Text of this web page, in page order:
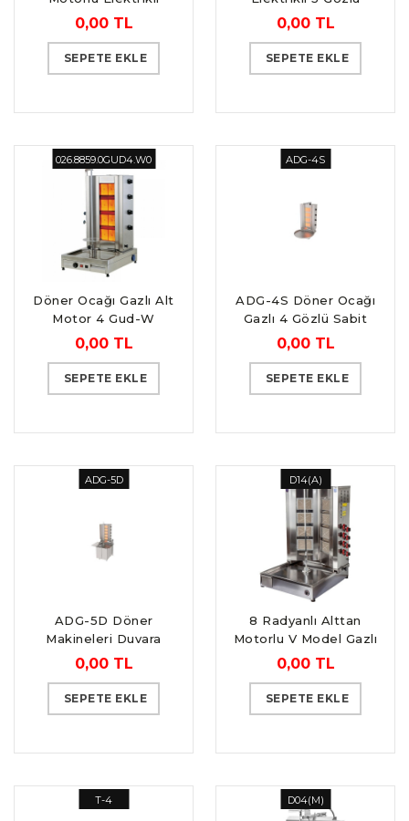
4Eu-W
0,00 TL
SEPETE EKLE
Üstten Motor
0,00 TL
SEPETE EKLE
026.8859.0GUD4.W0
Döner Ocağı Gazlı Alt
Motor 4 Gud-W
Model
0,00 TL
SEPETE EKLE
ADG-4S
ADG-4S Döner Ocağı
Gazlı 4 Gözlü Sabit
0,00 TL
SEPETE EKLE
ADG-5D
ADG-5D Döner
Makineleri Duvara
Monte Gazlı 5 Gözlü
0,00 TL
SEPETE EKLE
D14(A)
8 Radyanlı Alttan
Motorlu V Model Gazlı
CE Belgeli Döner
Ocağı
0,00 TL
SEPETE EKLE
T-4 D04(M)